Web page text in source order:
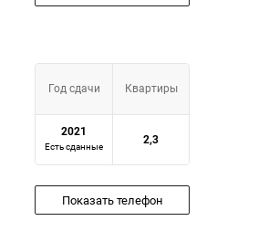
Год сдачи Квартиры
2021
Есть сданные
2,3
Показать телефон